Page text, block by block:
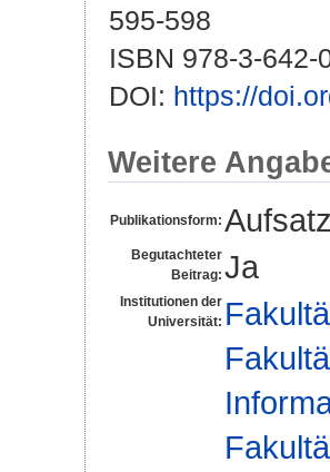
595-598
ISBN 978-3-642-
DOI: https://
Weitere
Publikationsform:
Begutachteter
Beitrag: Ja
Institutionen der
Universität: